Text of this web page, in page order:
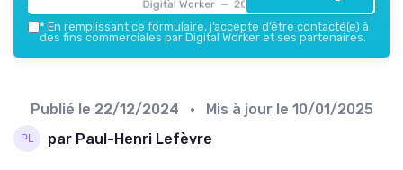
Digital Worker — 2026
* En remplissant ce formulaire, j’accepte d’être contacté(e) à
des fins commerciales par Digital Worker et ses partenaires.
Publié le 22/12/2024 • Mis à jour le 10/01/2025
par Paul-Henri Lefèvre